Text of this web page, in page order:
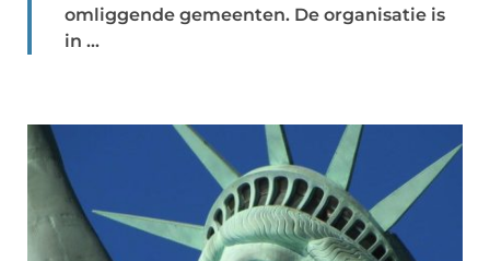
omliggende gemeenten. De organisatie is
in ...